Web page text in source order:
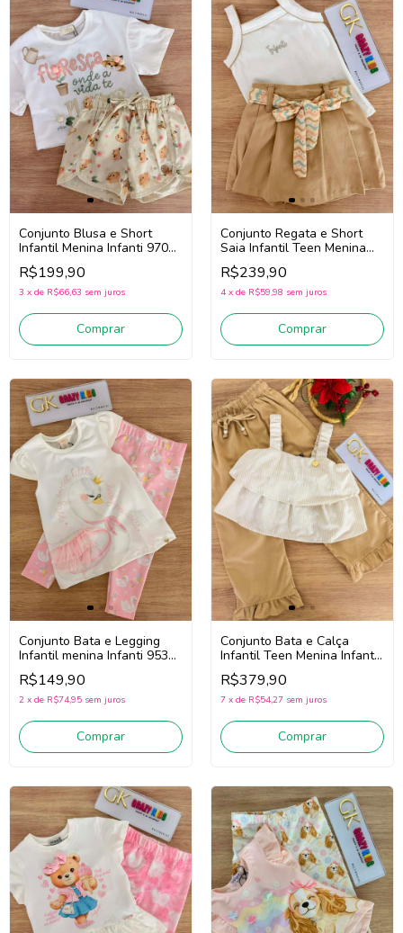
Conjunto Blusa e Short
Infantil Menina Infanti 97022
(Off White/Bege)
R$199,90
3 x de R$66,63 sem juros
Comprar
Conjunto Regata e Short
Saia Infantil Teen Menina
Infanti 97047 (Off
White/Bege)
R$239,90
4 x de R$59,98 sem juros
Comprar
Conjunto Bata e Legging
Infantil menina Infanti 95328
(Branco/Rosa)
R$149,90
2 x de R$74,95 sem juros
Comprar
Conjunto Bata e Calça
Infantil Teen Menina Infanti
97090 (Off White/Bege)
R$379,90
7 x de R$54,27 sem juros
Comprar